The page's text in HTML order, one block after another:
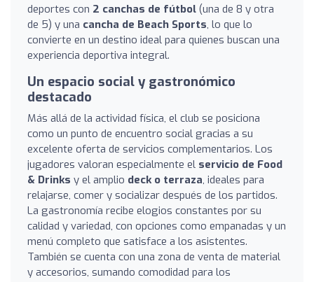
deportes con 2 canchas de fútbol (una de 8 y otra
de 5) y una cancha de Beach Sports, lo que lo
convierte en un destino ideal para quienes buscan una
experiencia deportiva integral.
Un espacio social y gastronómico
destacado
Más allá de la actividad física, el club se posiciona
como un punto de encuentro social gracias a su
excelente oferta de servicios complementarios. Los
jugadores valoran especialmente el servicio de Food
& Drinks y el amplio deck o terraza, ideales para
relajarse, comer y socializar después de los partidos.
La gastronomía recibe elogios constantes por su
calidad y variedad, con opciones como empanadas y un
menú completo que satisface a los asistentes.
También se cuenta con una zona de venta de material
y accesorios, sumando comodidad para los